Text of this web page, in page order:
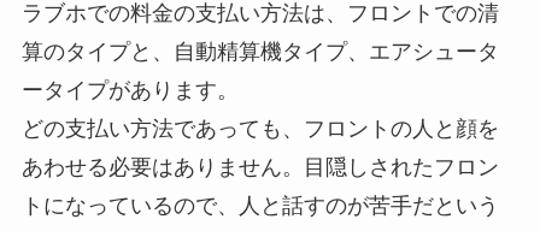
ラブホでの料金の支払い方法は、
フロントでの清
算のタイプと、自動精算機タイプ、エアシュータ
ータイプがあります。
どの支払い方法であっても、フロントの人と顔を
あわせる必要はありません。目隠しされたフロン
トになっているので、人と話すのが苦手だという